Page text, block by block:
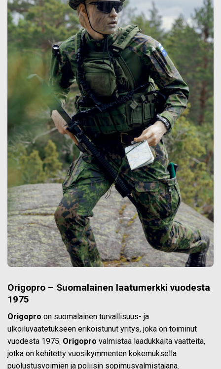
Origopro – Suomalainen laatumerkki vuodesta
1975
Origopro on suomalainen turvallisuus- ja
ulkoiluvaatetukseen erikoistunut yritys, joka on toiminut
vuodesta 1975. Origopro valmistaa laadukkaita vaatteita,
jotka on kehitetty vuosikymmenten kokemuksella
puolustusvoimien ja poliisin sopimusvalmistajana.